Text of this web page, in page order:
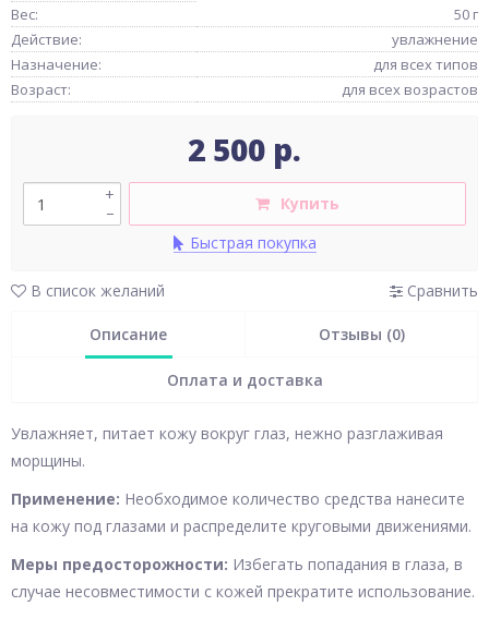
Вес:
50 г
Действие:
увлажнение
Назначение:
для всех типов
Возраст:
для всех возрастов
2 500 р.
–
+
Купить
Быстрая покупка
В список желаний Сравнить
Описание Отзывы (0)
Оплата и доставка
Увлажняет, питает кожу вокруг глаз, нежно разглаживая
морщины.
Применение: Необходимое количество средства нанесите
на кожу под глазами и распределите круговыми движениями.
Меры предосторожности: Избегать попадания в глаза, в
случае несовместимости с кожей прекратите использование.